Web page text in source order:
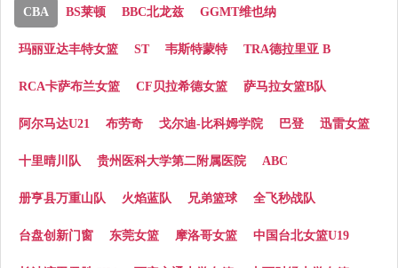
CBA BS莱顿 BBC北龙兹 GGMT维也纳
玛丽亚达丰特女篮 ST 韦斯特蒙特 TRA德拉里亚 B
RCA卡萨布兰女篮 CF贝拉希德女篮 萨马拉女篮B队
阿尔马达U21 布劳奇 戈尔迪-比科姆学院 巴登 迅雷女篮
十里晴川队 贵州医科大学第二附属医院 ABC
册亨县万重山队 火焰蓝队 兄弟篮球 全飞秒战队
台盘创新门窗 东莞女篮 摩洛哥女篮 中国台北女篮U19